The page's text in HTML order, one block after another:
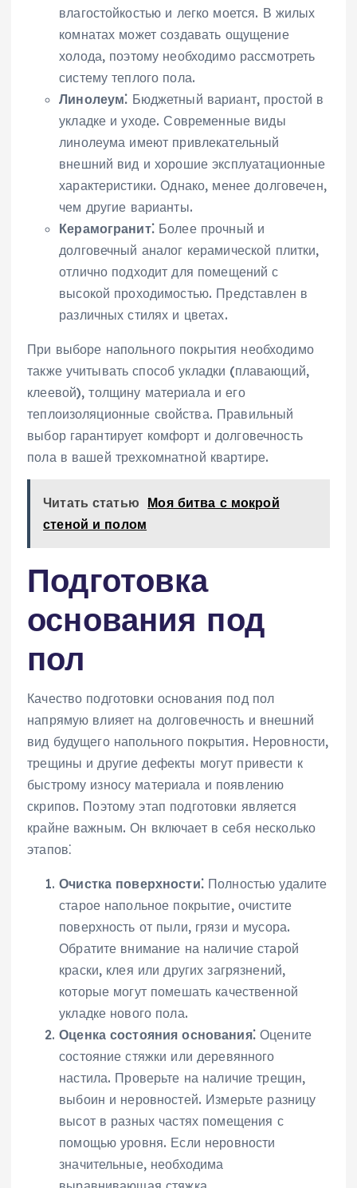
влагостойкостью и легко моется. В жилых
комнатах может создавать ощущение
холода, поэтому необходимо рассмотреть
систему теплого пола.
Линолеум⁚ Бюджетный вариант, простой в
укладке и уходе. Современные виды
линолеума имеют привлекательный
внешний вид и хорошие эксплуатационные
характеристики. Однако, менее долговечен,
чем другие варианты.
Керамогранит⁚Более прочный и
долговечный аналог керамической плитки,
отлично подходит для помещений с
высокой проходимостью. Представлен в
различных стилях и цветах.
При выборе напольного покрытия необходимо
также учитывать способ укладки (плавающий,
клеевой), толщину материала и его
теплоизоляционные свойства. Правильный
выбор гарантирует комфорт и долговечность
пола в вашей трехкомнатной квартире.
Читать статью Моя битва с мокрой
стеной и полом
Подготовка
основания под
пол
Качество подготовки основания под пол
напрямую влияет на долговечность и внешний
вид будущего напольного покрытия. Неровности,
трещины и другие дефекты могут привести к
быстрому износу материала и появлению
скрипов. Поэтому этап подготовки является
крайне важным. Он включает в себя несколько
этапов⁚
Очистка поверхности⁚Полностью удалите
старое напольное покрытие, очистите
поверхность от пыли, грязи и мусора.
Обратите внимание на наличие старой
краски, клея или других загрязнений,
которые могут помешать качественной
укладке нового пола.
Оценка состояния основания⁚Оцените
состояние стяжки или деревянного
настила. Проверьте на наличие трещин,
выбоин и неровностей. Измерьте разницу
высот в разных частях помещения с
помощью уровня. Если неровности
значительные, необходима